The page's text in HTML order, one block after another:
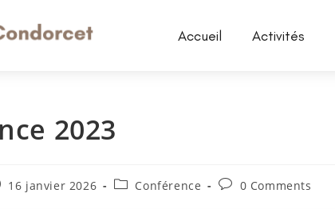
Accueil Activités
2023
16 janvier 2026 Conférence 0 Comments